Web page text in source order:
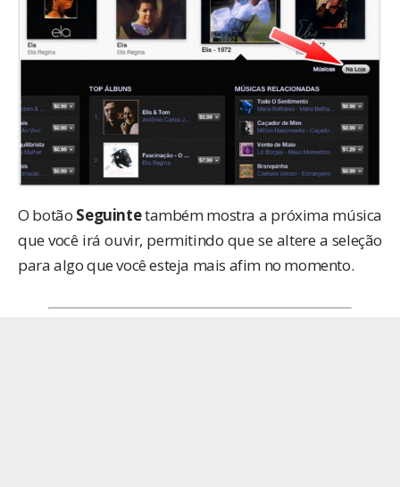
O botão Seguintetambém mostra a próxima música
que você irá ouvir, permitindo que se altere a seleção
para algo que você esteja mais afim no momento.